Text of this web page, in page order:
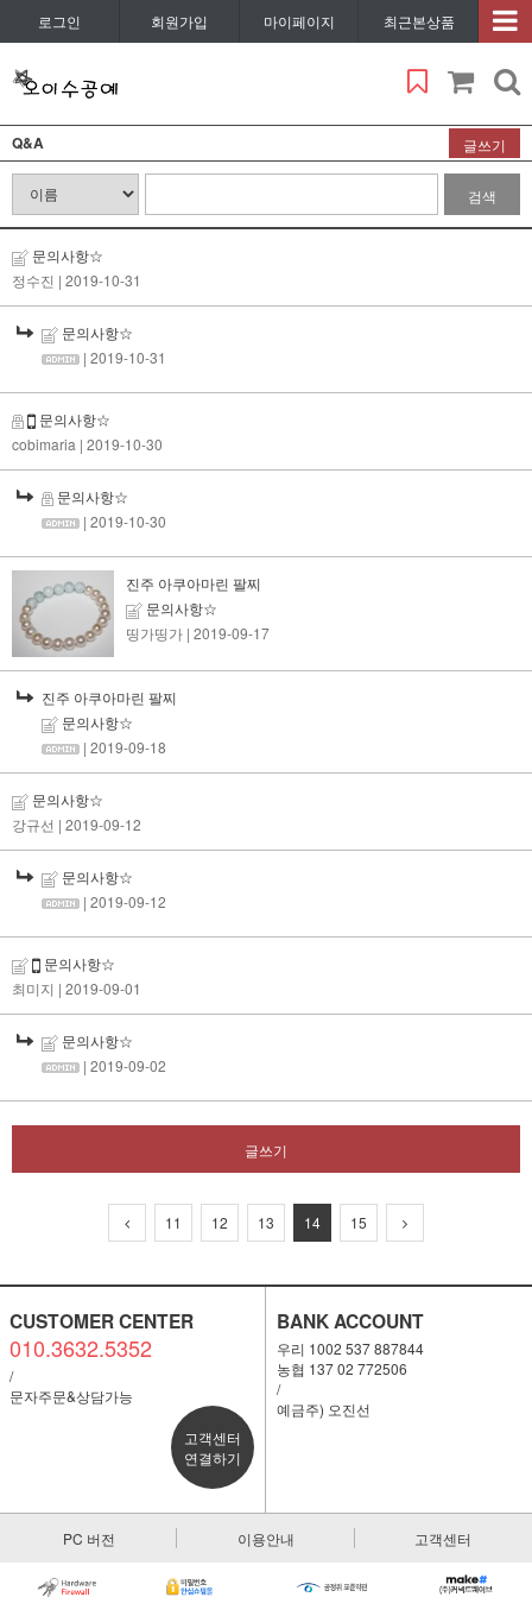
로그인 회원가입 마이페이지 최근본상품
Q&A 글쓰기
검색
문의사항☆
정수진 | 2019-10-31
문의사항☆
| 2019-10-31
문의사항☆
cobimaria | 2019-10-30
문의사항☆
| 2019-10-30
진주 아쿠아마린 팔찌
문의사항☆
띵가띵가 | 2019-09-17
진주 아쿠아마린 팔찌
문의사항☆
| 2019-09-18
문의사항☆
강규선 | 2019-09-12
문의사항☆
| 2019-09-12
문의사항☆
최미지 | 2019-09-01
문의사항☆
| 2019-09-02
글쓰기
11 12 13 14 15
CUSTOMER CENTER
010.3632.5352
/
문자주문&상담가능
고객센터
연결하기
BANK ACCOUNT
우리 1002 537 887844
농협 137 02 772506
/
예금주) 오진선
PC 버전 이용안내 고객센터